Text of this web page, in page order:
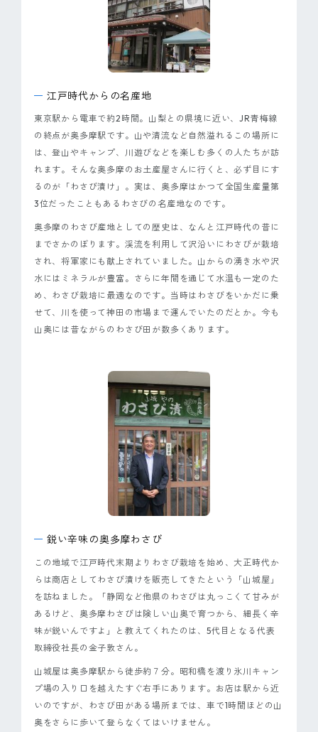
江戸時代からの名産地
東京駅から電車で約2時間。山梨との県境に近い、JR青梅線
の終点が奥多摩駅です。山や清流など自然溢れるこの場所に
は、登山やキャンプ、川遊びなどを楽しむ多くの人たちが訪
れます。そんな奥多摩のお土産屋さんに行くと、必ず目にす
るのが「わさび漬け」。実は、奥多摩はかつて全国生産量第
3位だったこともあるわさびの名産地なのです。
奥多摩のわさび産地としての歴史は、なんと江戸時代の昔に
までさかのぼります。渓流を利用して沢沿いにわさびが栽培
され、将軍家にも献上されていました。山からの湧き水や沢
水にはミネラルが豊富。さらに年間を通じて水温も一定のた
め、わさび栽培に最適なのです。当時はわさびをいかだに乗
せて、川を使って神田の市場まで運んでいたのだとか。今も
山奥には昔ながらのわさび田が数多くあります。
鋭い辛味の奥多摩わさび
この地域で江戸時代末期よりわさび栽培を始め、大正時代か
らは商店としてわさび漬けを販売してきたという「山城屋」
を訪ねました。「静岡など他県のわさびは丸っこくて甘みが
あるけど、奥多摩わさびは険しい山奥で育つから、細長く辛
味が鋭いんですよ」と教えてくれたのは、5代目となる代表
取締役社長の金子敦さん。
山城屋は奥多摩駅から徒歩約７分。昭和橋を渡り氷川キャン
プ場の入り口を越えたすぐ右手にあります。お店は駅から近
いのですが、わさび田がある場所までは、車で1時間ほどの山
奥をさらに歩いて登らなくてはいけません。